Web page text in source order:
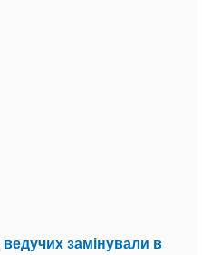
ведучих замінували в